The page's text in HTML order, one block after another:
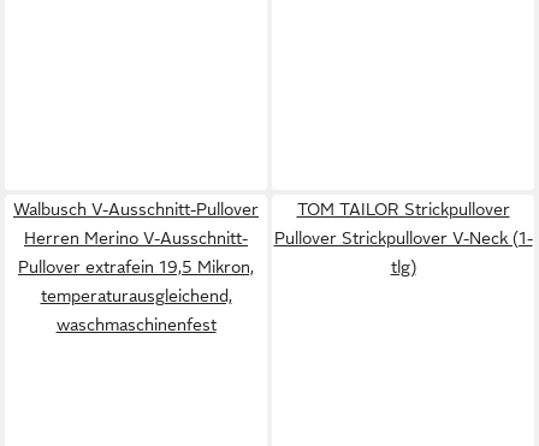
Walbusch V-Ausschnitt-Pullover
Herren Merino V-Ausschnitt-
Pullover extrafein 19,5 Mikron,
temperaturausgleichend,
waschmaschinenfest
TOM TAILOR Strickpullover
Pullover Strickpullover V-Neck (1-
tlg)